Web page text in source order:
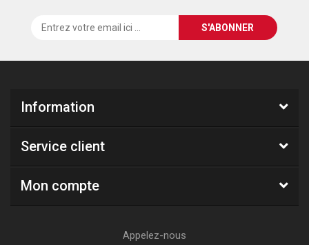
Information
Service client
Mon compte
Appelez-nous